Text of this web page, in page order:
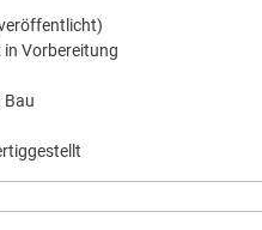
Vorbereitung
Bau